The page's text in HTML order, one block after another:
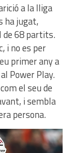
a la lliga
ha jugat,
de 68 partits.
i no es per
primer any a
Power Play.
el seu de
i sembla
persona.